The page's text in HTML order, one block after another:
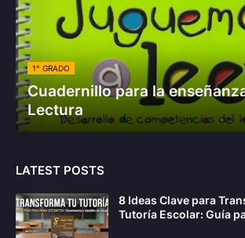
1° GRADO
Cuadernillo para la
Lectura
LATEST POSTS
8 Ideas Clave para
Tutoría Escolar: Guía